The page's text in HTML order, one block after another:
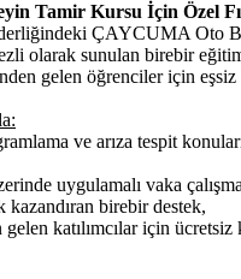
Tamir Kursu İçin Özel
ÇAYCUMA Oto
olarak sunulan birebir
gelen öğrenciler için
ve arıza tespit
uygulamalı vaka
kazandıran birebir destek,
katılımcılar için ücretsiz